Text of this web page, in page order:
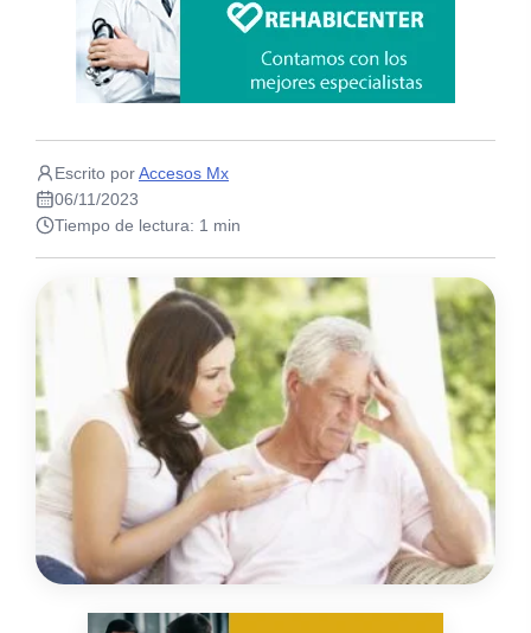
Escrito porAccesos Mx
06/11/2023
Tiempo de lectura: 1 min